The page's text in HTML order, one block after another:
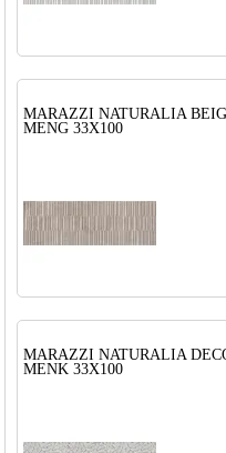
MARAZZI NATURALIA
MENG 33X100
MARAZZI NATURALIA
MENK 33X100